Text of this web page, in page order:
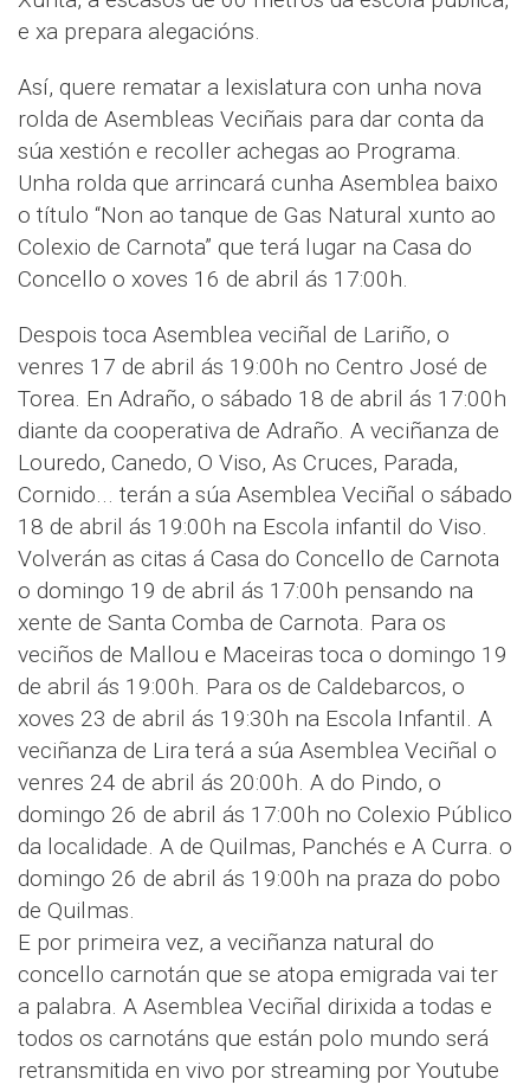
e xa prepara alegacións.
Así, quere rematar a lexislatura con unha nova
rolda de Asembleas Veciñais para dar conta da
súa xestión e recoller achegas ao Programa.
Unha rolda que arrincará cunha Asemblea baixo
o título “Non ao tanque de Gas Natural xunto ao
Colexio de Carnota” que terá lugar na Casa do
Concello o xoves 16 de abril ás 17:00h.
Despois toca Asemblea veciñal de Lariño, o
venres 17 de abril ás 19:00h no Centro José de
Torea. En Adraño, o sábado 18 de abril ás 17:00h
diante da cooperativa de Adraño. A veciñanza de
Louredo, Canedo, O Viso, As Cruces, Parada,
Cornido... terán a súa Asemblea Veciñal o sábado
18 de abril ás 19:00h na Escola infantil do Viso.
Volverán as citas á Casa do Concello de Carnota
o domingo 19 de abril ás 17:00h pensando na
xente de Santa Comba de Carnota. Para os
veciños de Mallou e Maceiras toca o domingo 19
de abril ás 19:00h. Para os de Caldebarcos, o
xoves 23 de abril ás 19:30h na Escola Infantil. A
veciñanza de Lira terá a súa Asemblea Veciñal o
venres 24 de abril ás 20:00h. A do Pindo, o
domingo 26 de abril ás 17:00h no Colexio Público
da localidade. A de Quilmas, Panchés e A Curra. o
domingo 26 de abril ás 19:00h na praza do pobo
de Quilmas.
E por primeira vez, a veciñanza natural do
concello carnotán que se atopa emigrada vai ter
a palabra. A Asemblea Veciñal dirixida a todas e
todos os carnotáns que están polo mundo será
retransmitida en vivo por streaming por Youtube